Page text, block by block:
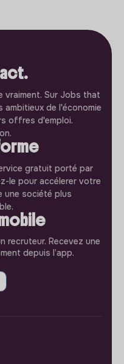
vraiment. Sur Jobs that
ambitieux de l'économie
offres d'emploi.
gratuit porté par
le pour accélerer votre
une société plus
recruteur. Recevez une
depuis l’app.